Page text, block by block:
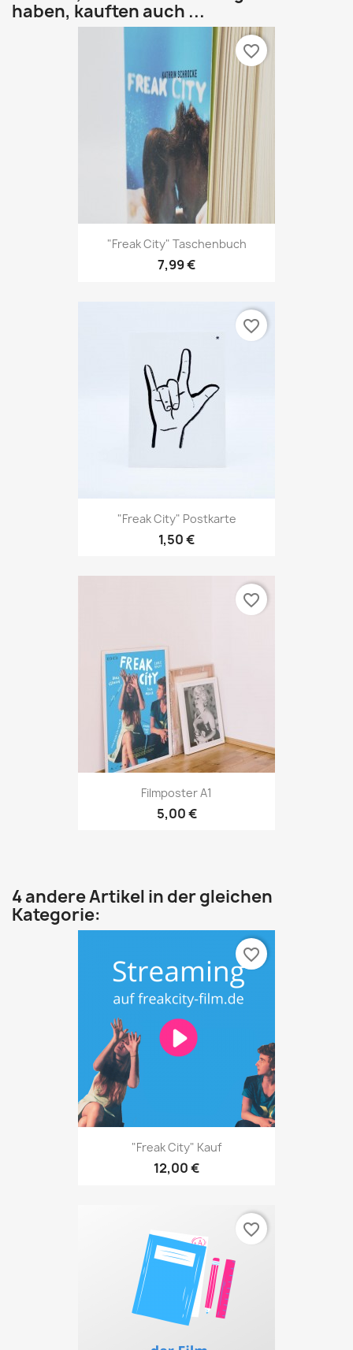
haben, kauften auch ...
"Freak City" Taschenbuch
7,99 €
favorite_border
"Freak City" Postkarte
1,50 €
favorite_border
Filmposter A1
5,00 €
favorite_border
4 andere Artikel in der gleichen
Kategorie:
"Freak City" Kauf
12,00 €
favorite_border
favorite_border